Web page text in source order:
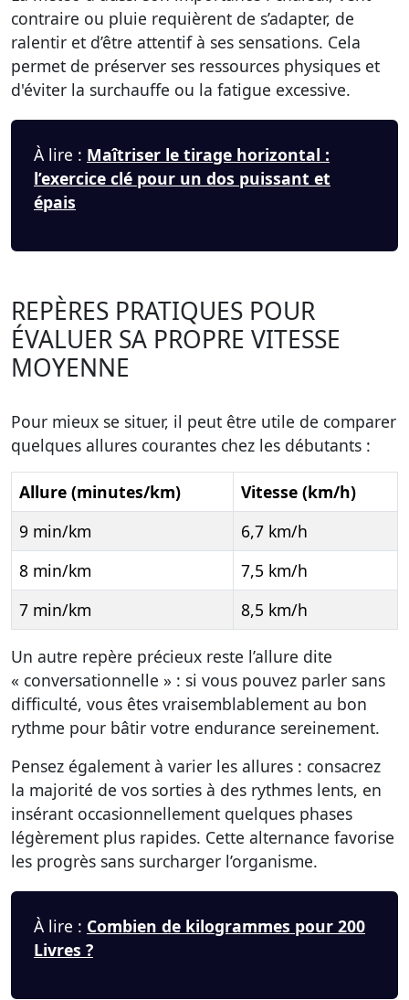
contraire ou pluie requièrent de s’adapter, de
ralentir et d’être attentif à ses sensations. Cela
permet de préserver ses ressources physiques et
d'éviter la surchauffe ou la fatigue excessive.
À lire : Maîtriser le tirage horizontal :
l’exercice clé pour un dos puissant et
épais
REPÈRES PRATIQUES POUR
ÉVALUER SA PROPRE VITESSE
MOYENNE
Pour mieux se situer, il peut être utile de comparer
quelques allures courantes chez les débutants :
Allure (minutes/km)
Vitesse (km/h)
9 min/km
6,7 km/h
8 min/km
7,5 km/h
7 min/km
8,5 km/h
Un autre repère précieux reste l’allure dite
« conversationnelle » : si vous pouvez parler sans
difficulté, vous êtes vraisemblablement au bon
rythme pour bâtir votre endurance sereinement.
Pensez également à varier les allures : consacrez
la majorité de vos sorties à des rythmes lents, en
insérant occasionnellement quelques phases
légèrement plus rapides. Cette alternance favorise
les progrès sans surcharger l’organisme.
À lire : Combien de kilogrammes pour 200
Livres ?